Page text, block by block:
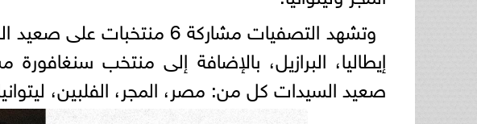
وتشهد التصفيات مشاركة 6
إيطاليا، البرازيل، بالإضافة إلى منتخب
صعيد السيدات كل من: مصر، المجر، الفلبين،